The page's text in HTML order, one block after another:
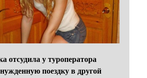
отсудила у туроператора
поездку в другой